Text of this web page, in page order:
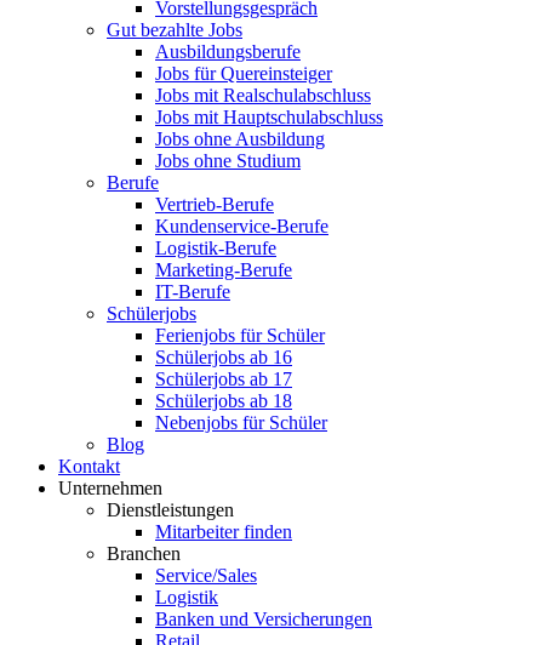
Vorstellungsgespräch
Gut bezahlte Jobs
Ausbildungsberufe
Jobs für Quereinsteiger
Jobs mit Realschulabschluss
Jobs mit Hauptschulabschluss
Jobs ohne Ausbildung
Jobs ohne Studium
Berufe
Vertrieb-Berufe
Kundenservice-Berufe
Logistik-Berufe
Marketing-Berufe
IT-Berufe
Schülerjobs
Ferienjobs für Schüler
Schülerjobs ab 16
Schülerjobs ab 17
Schülerjobs ab 18
Nebenjobs für Schüler
Blog
Kontakt
Unternehmen
Dienstleistungen
Mitarbeiter finden
Branchen
Service/Sales
Logistik
Banken und Versicherungen
Retail